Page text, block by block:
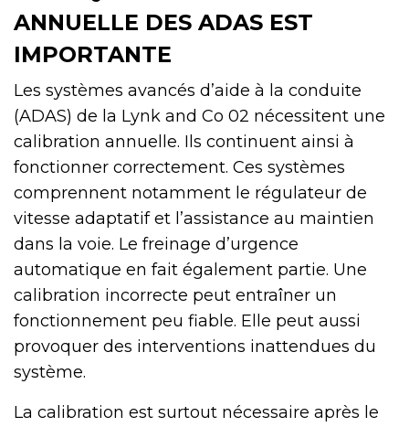
ANNUELLE DES ADAS EST
IMPORTANTE
Les systèmes avancés d’aide à la conduite
(ADAS) de la Lynk and Co 02 nécessitent une
calibration annuelle. Ils continuent ainsi à
fonctionner correctement. Ces systèmes
comprennent notamment le régulateur de
vitesse adaptatif et l’assistance au maintien
dans la voie. Le freinage d’urgence
automatique en fait également partie. Une
calibration incorrecte peut entraîner un
fonctionnement peu fiable. Elle peut aussi
provoquer des interventions inattendues du
système.
La calibration est surtout nécessaire après le